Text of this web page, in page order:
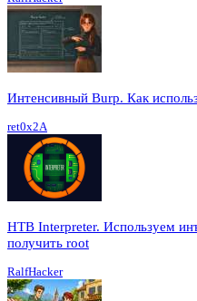
Интенсивный Burp. Как
ret0x2A
HTB Interpreter. Используем
получить root
RalfHacker